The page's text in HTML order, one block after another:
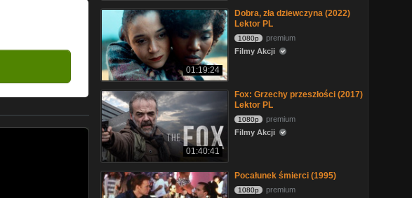
01:19:24
Dobra, zła dziewczyna (2022)
Lektor PL
1080p
premium
Filmy Akcji
01:40:41
Fox: Grzechy przeszłości (2017)
Lektor PL
1080p
premium
Filmy Akcji
Pocałunek śmierci (1995)
1080p
premium